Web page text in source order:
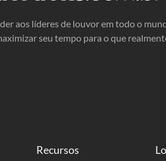
aos líderes de louvor em todo o
seu tempo para o que
Recursos